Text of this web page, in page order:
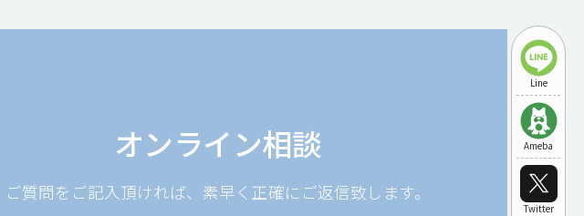
Line
Ameba
Twitter
オンライン相談
ご質問をご記入頂ければ、素早く正確にご返信致します。